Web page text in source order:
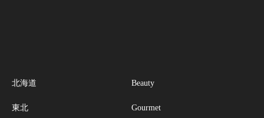
北海道
東北
Beauty
Gourmet